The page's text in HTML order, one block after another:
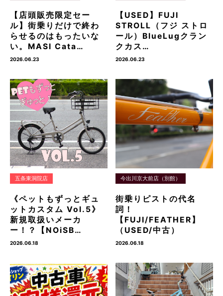
【店頭販売限定セー
ル】街乗りだけで終わ
らせるのはもったいな
い。MASI Cata…
2026.06.23
【USED】FUJI
STROLL（フジ ストロ
ール）BlueLugクラン
クカス…
2026.06.23
五条東洞院店
《ペットもずっとギュ
ットカスタム Vol.5》
新規取扱いメーカ
ー！？【NOiSB…
2026.06.18
今出川京大前店（別館）
街乗りピストの代名
詞！
【FUJI/FEATHER】
（USED/中古）
2026.06.18